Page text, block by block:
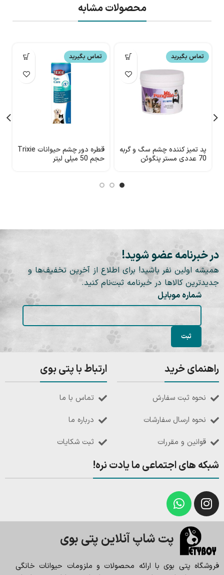
محصولات مشابه
تماس بگیرید
پد تمیز کننده چشم سگ و گربه
70 عددی مستر پنگوئن
تماس بگیرید
قطره دور چشم حیوانات Trixie
حجم 50 میلی لیتر
در خبرنامه عضو شوید!
همیشه اولین نفر باشید! برای اطلاع از آخرین تخفیف‌ها و
جدیدترین کالاها در خبرنامه ثبت‌نام کنید.
شماره موبایل
راهنمای خرید
نحوه ثبت سفارش
نحوه ارسال سفارشات
قوانین و مقررات
ارتباط با پتی بوی
تماس با ما
درباره ما
ثبت شکایات
شبکه های اجتماعی ما یادت نره!
پت شاپ آنلاین پتی بوی
فروشگاه پتی بوی با ارائه محصولات و ملزومات حیوانات خانگی